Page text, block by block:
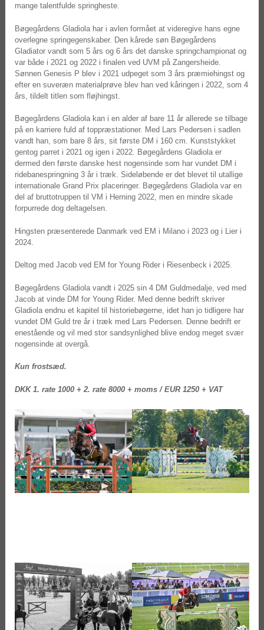
mange talentfulde springheste.
Bøgegårdens Gladiola har i avlen formået at videregive hans egne
overlegne springegenskaber. Den kårede søn Bøgegårdens
Gladiator vandt som 5 års og 6 års det danske springchampionat og
var både i 2021 og 2022 i finalen ved UVM på Zangersheide.
Sønnen Genesis P blev i 2021 udpeget som 3 års præmiehingst og
efter en suveræn materialprøve blev han ved kåringen i 2022, som 4
års, tildelt titlen som fløjhingst.
Bøgegårdens Gladiola kan i en alder af bare 11 år allerede se tilbage
på en karriere fuld af toppræstationer. Med Lars Pedersen i sadlen
vandt han, som bare 8 års, sit første DM i 160 cm. Kunststykket
gentog parret i 2021 og igen i 2022. Bøgegårdens Gladiola er
dermed den første danske hest nogensinde som har vundet DM i
ridebanespringning 3 år i træk. Sideløbende er det blevet til utallige
internationale Grand Prix placeringer. Bøgegårdens Gladiola var en
del af bruttotruppen til VM i Herning 2022, men en mindre skade
forpurrede dog deltagelsen.
Hingsten præsenterede Danmark ved EM i Milano i 2023 og i Lier i
2024.
Deltog med Jacob ved EM for Young Rider i Riesenbeck i 2025.
Bøgegårdens Gladiola vandt i 2025 sin 4 DM Guldmedalje, ved med
Jacobat vinde DM for Young Rider. Med denne bedrift skriver
Gladiola endnu et kapitel til historiebøgerne, idet han jo tidligere har
vundet DM Guldtre år i træk med Lars Pedersen. Denne bedrift er
enestående og vil med stor sandsynlighed blive endog meget svær
nogensinde at overgå.
Kun frostsæd.
DKK 1. rate 1000 + 2. rate 8000 + moms / EUR 1250 + VAT